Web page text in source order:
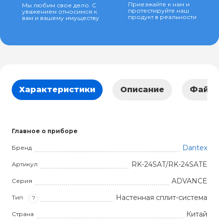
Мы любим свое дело. С
уважением относимся к
вам и вашему имуществу
Приезжайте к нам и
протестируйте наш
продукт в реальности
Характеристики Описание
Главное о приборе
Бренд Dantex
Артикул RK-24SAT/RK-24SATE
Серия ADVANCE
Тип ? Настенная сплит-система
Страна Китай